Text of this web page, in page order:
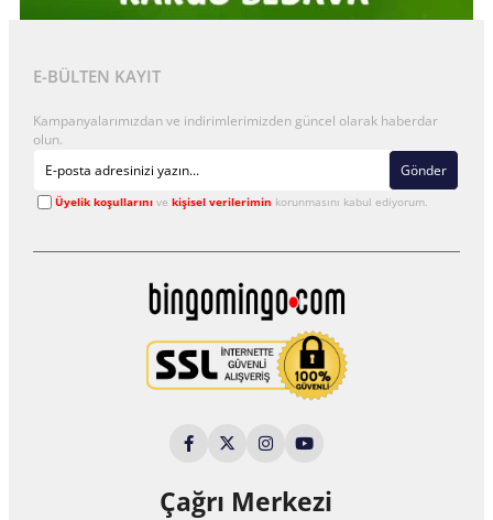
E-BÜLTEN KAYIT
Kampanyalarımızdan ve indirimlerimizden güncel olarak haberdar
olun.
Gönder
Üyelik koşullarınıve kişisel verilerimin korunmasını kabul ediyorum.
Çağrı Merkezi